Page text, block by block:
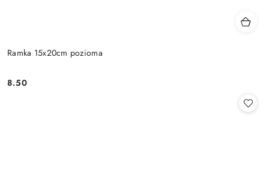
Ramka 15x20cm pozioma
Cena:
8.50